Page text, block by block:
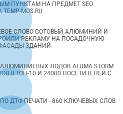
ПУНКТАМ НА ПРЕДМЕТ SEO
MOS.RU
СЛОВО СОТОВЫЙ АЛЮМИНИЙ И
РЕКЛАМУ НА ПОСАДОЧНУЮ
ЗДАНИЙ
ЛОДОК ALUMA STORM
В ТОП-10 И 24000 ПОСЕТИТЕЛЕЙ С
ДТФ ПЕЧАТИ - 860 КЛЮЧЕВЫХ СЛОВ